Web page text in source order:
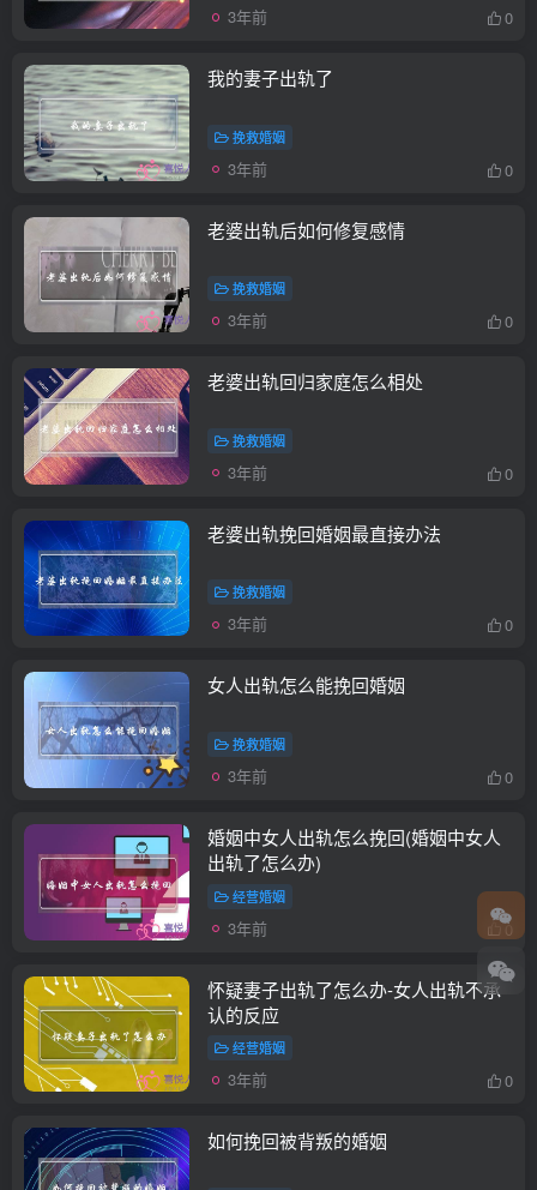
3年前 0
我的妻子出轨了
挽救婚姻
3年前 0
老婆出轨后如何修复感情
挽救婚姻
3年前 0
老婆出轨回归家庭怎么相处
挽救婚姻
3年前 0
老婆出轨挽回婚姻最直接办法
挽救婚姻
3年前 0
女人出轨怎么能挽回婚姻
挽救婚姻
3年前 0
婚姻中女人出轨怎么挽回(婚姻中女人
出轨了怎么办)
经营婚姻
3年前 0
怀疑妻子出轨了怎么办-女人出轨不承
认的反应
经营婚姻
3年前 0
如何挽回被背叛的婚姻